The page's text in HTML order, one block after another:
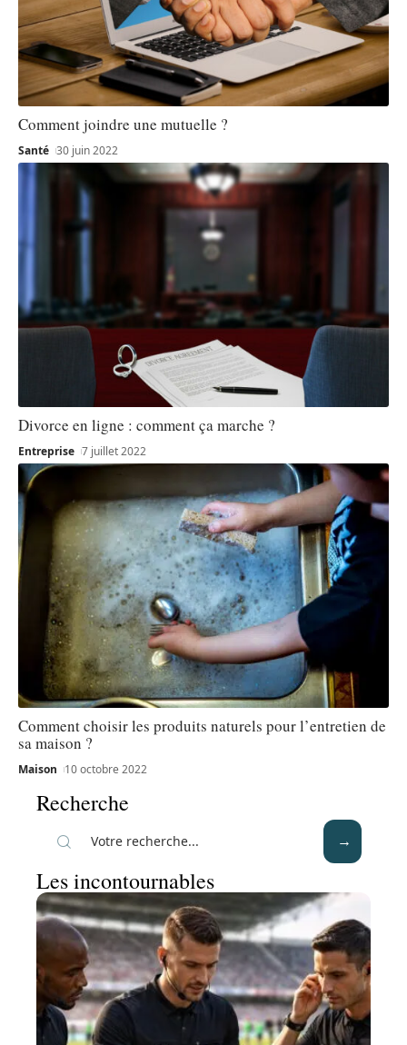
Comment joindre une mutuelle ?
Santé 30 juin 2022
Divorce en ligne : comment ça marche ?
Entreprise 7 juillet 2022
Comment choisir les produits naturels pour l’entretien de
sa maison ?
Maison 10 octobre 2022
Recherche
Les incontournables